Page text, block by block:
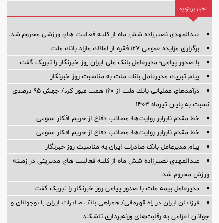
اخبار پربازدید
عبدالمهدی نصیرزاده شش ماه از کلیه فعالیت های ورزشی محروم شد.
برگزاری مزایده عمومی 127 فقره از املاك مازاد بانك ملت
با صدور پیامی؛ مدیرعامل بانک ملی ایران روز خبرنگار را تبریک گفت
پیام تبریك مدیرعامل بانك ملت به مناسبت روز خبرنگار
درآمدهای عملیاتی بانك ملت از 160 همت عبور كرد/ جهش 95 درصدی
نسبت به پایان تیرماه 1404
خط مقدم نابرابر روایت‌ها؛ مصائب دفاع از حریم افکار عمومی
خط مقدم نابرابر روایت‌ها؛ مصائب دفاع از حریم افکار عمومی
پیام مدیرعامل بانک صادرات ایران به مناسبت روز خبرنگار
عبدالمهدی نصیرزاده شش ماه از کلیه فعالیت های مدیریتی در زمینه
ورزش محروم شد.
مدیرعامل بیمه ملت با صدور پیامی روز خبرنگار را تبریک گفت
فرزندان ایران در راه قهرمانی/ همراهی بانک صادرات ایران با نوجوانان و
جوانان اعزامی به رقابت‌های وزنه‌برداری تاشکند